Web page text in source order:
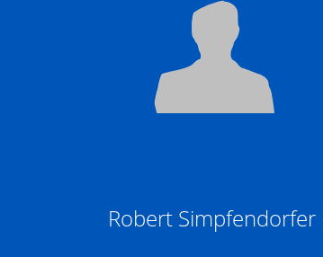
Robert Simpfendorfer